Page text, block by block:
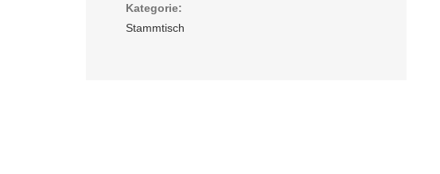
Kategorie:
Stammtisch